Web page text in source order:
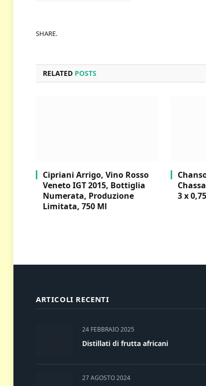
SHARE.
RELATED POSTS
Cipriani Arrigo, Vino Rosso
Veneto IGT 2015, Bottiglia
Numerata, Produzione
Limitata, 750 Ml
3 x
ARTICOLI RECENTI
24 FEBBRAIO 2025
Distillati di frutta africani
27 AGOSTO 2024